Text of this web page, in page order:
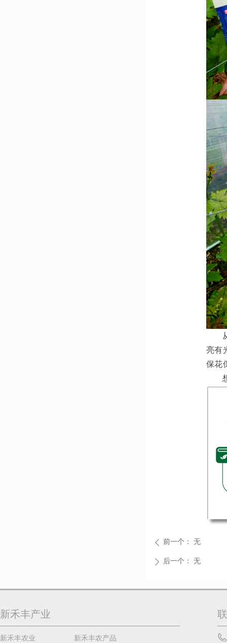
亮有
保花
ꄴ 前一个： 无
ꄲ 后一个： 无
新禾丰产业
新禾丰农业 新禾丰农产品